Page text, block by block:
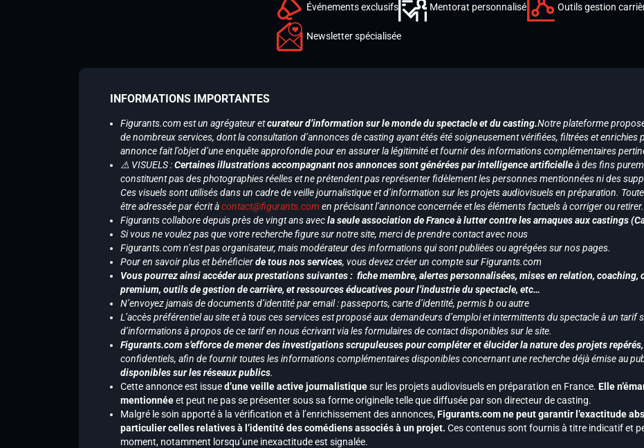
Événements exclusifs Mentorat personnalisé Outils gestion
Newsletter spécialisée
INFORMATIONS IMPORTANTES
Figurants.com est un agrégateur etcurateur d’information sur le monde du spectacle et du casting.Notre plateforme
de nombreux services, dont la consultation d’annonces de casting ayant étés été soigneusement vérifiées, filtrées et enrichies
annonce fait l’objet d’une enquête approfondie pour en assurer la légitimité et fournir des informations complémentaires
⚠️ VISUELS :Certaines illustrations accompagnant nos annonces sont générées par intelligence artificielleà des fins
constituent pas des photographies réelles et ne prétendent pas représenter fidèlement les personnes mentionnées ni des
Ces visuels sont utilisés dans un cadre de veille journalistique et d’information sur les projets audiovisuels en préparation.
être adressée par écrit àcontact@figurants.com en précisant l’annonce concernée et les éléments factuels à corriger ou retirer.
Figurants collabore depuis près de vingt ans avecla seule association de France à lutter contre les arnaques aux castings
Si vous ne voulez pas que votre recherche figure sur notre site, merci de prendre contact avec nous
Figurants.com n’est pas organisateur, mais modérateur des informations qui sont publiées ou agrégées sur nos pages.
Pour en savoir plus et bénéficierde tous nos services, vous devez créer un compte sur Figurants.com
Vous pourrez ainsi accéder aux prestations suivantes : fiche membre, alertes personnalisées, mises en relation,
premium, outils de gestion de carrière, et ressources éducatives pour l’industrie du spectacle, etc…
N’envoyez jamais de documents d’identité par email : passeports, carte d’identité, permis b ou autre
L’accès préférentiel au site et à tous ces services est proposé aux demandeurs d’emploi et intermittents du spectacle à un tarif
d’informations à propos de ce tarif en nous écrivant via les formulaires de contact disponibles sur le site.
Figurants.com s’efforce de mener des investigations scrupuleuses pour compléter et élucider la nature des projets repérés,
confidentiels, afin de fournir toutes les informations complémentaires disponibles concernant une recherche déjà émise au
disponibles sur les réseaux publics.
Cette annonce est issued’une veille active journalistiquesur les projets audiovisuels en préparation en France. Elle
mentionnéeet peut ne pas se présenter sous sa forme originelle telle que diffusée par son directeur de casting.
Malgré le soin apporté à la vérification et à l’enrichissement des annonces,Figurants.com ne peut garantir l’exactitude
particulier celles relatives à l’identité des comédiens associés à un projet. Ces contenus sont fournis à titre indicatif et
moment, notamment lorsqu’une inexactitude est signalée.